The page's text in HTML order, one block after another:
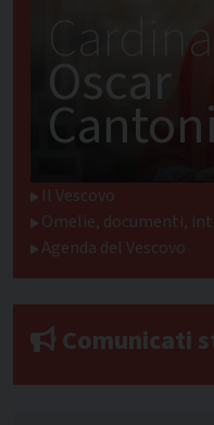
Oscar
Cantoni
Il Vescovo
Omelie, documenti,
Agenda del Vescovo
Comunicati